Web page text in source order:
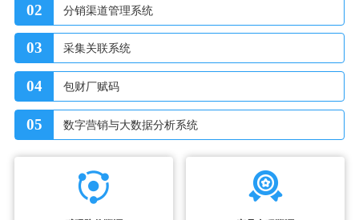
02 分销渠道管理系统
03 采集关联系统
04 包财厂赋码
05 数字营销与大数据分析系统